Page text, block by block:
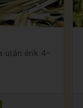
után érik 4-